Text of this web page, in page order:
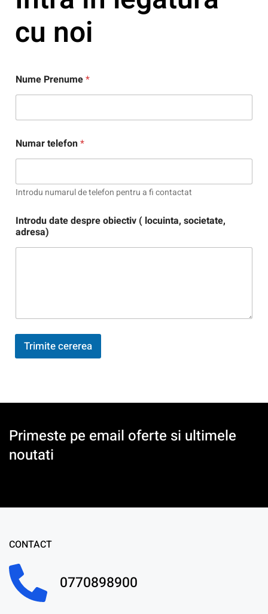
cu noi
Nume Prenume*
r
e
u
m
d
e
s
p
e
a
Numar telefon*
Introdu numarul de telefon pentru a fi contactat
Introdu date despre obiectiv ( locuinta, societate,
adresa)
Trimite cererea
Primeste pe email oferte si ultimele
noutati
CONTACT
0770898900